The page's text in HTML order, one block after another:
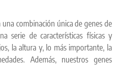
combinación única de genes de
serie de características físicas y
la altura y, lo más importante, la
Además, nuestros genes